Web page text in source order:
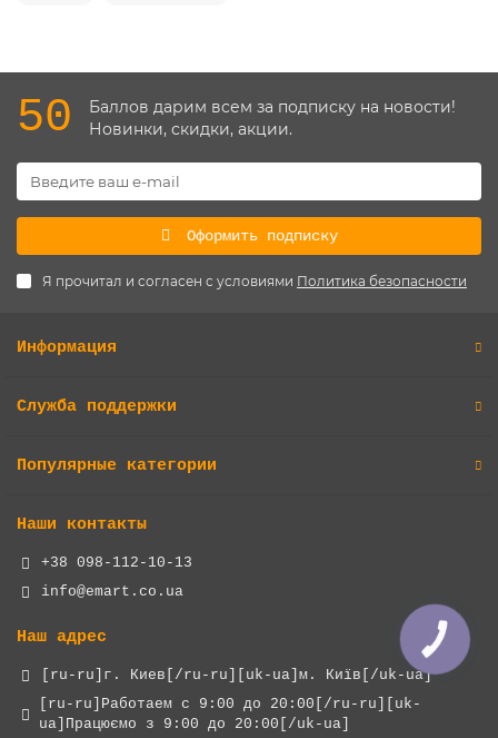
50
Баллов дарим всем за подписку на новости!
Новинки, скидки, акции.
Оформить подписку
Я прочитал и согласен с условиями Политика безопасности
Информация
Служба поддержки
Популярные категории
Наши контакты
+38 098-112-10-13
info@emart.co.ua
Наш адрес
[ru-ru]г. Киев[/ru-ru][uk-ua]м. Київ[/uk-ua]
[ru-ru]Работаем с 9:00 до 20:00[/ru-ru][uk-
ua]Працюємо з 9:00 до 20:00[/uk-ua]
КНОПКА
ЗВ'ЯЗКУ